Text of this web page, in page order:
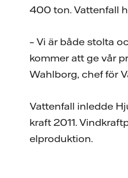
400 ton. Vattenfall
– Vi är både stolta
kommer att ge vår
Wahlborg, chef för
Vattenfall inledde
kraft 2011.
elproduktion.